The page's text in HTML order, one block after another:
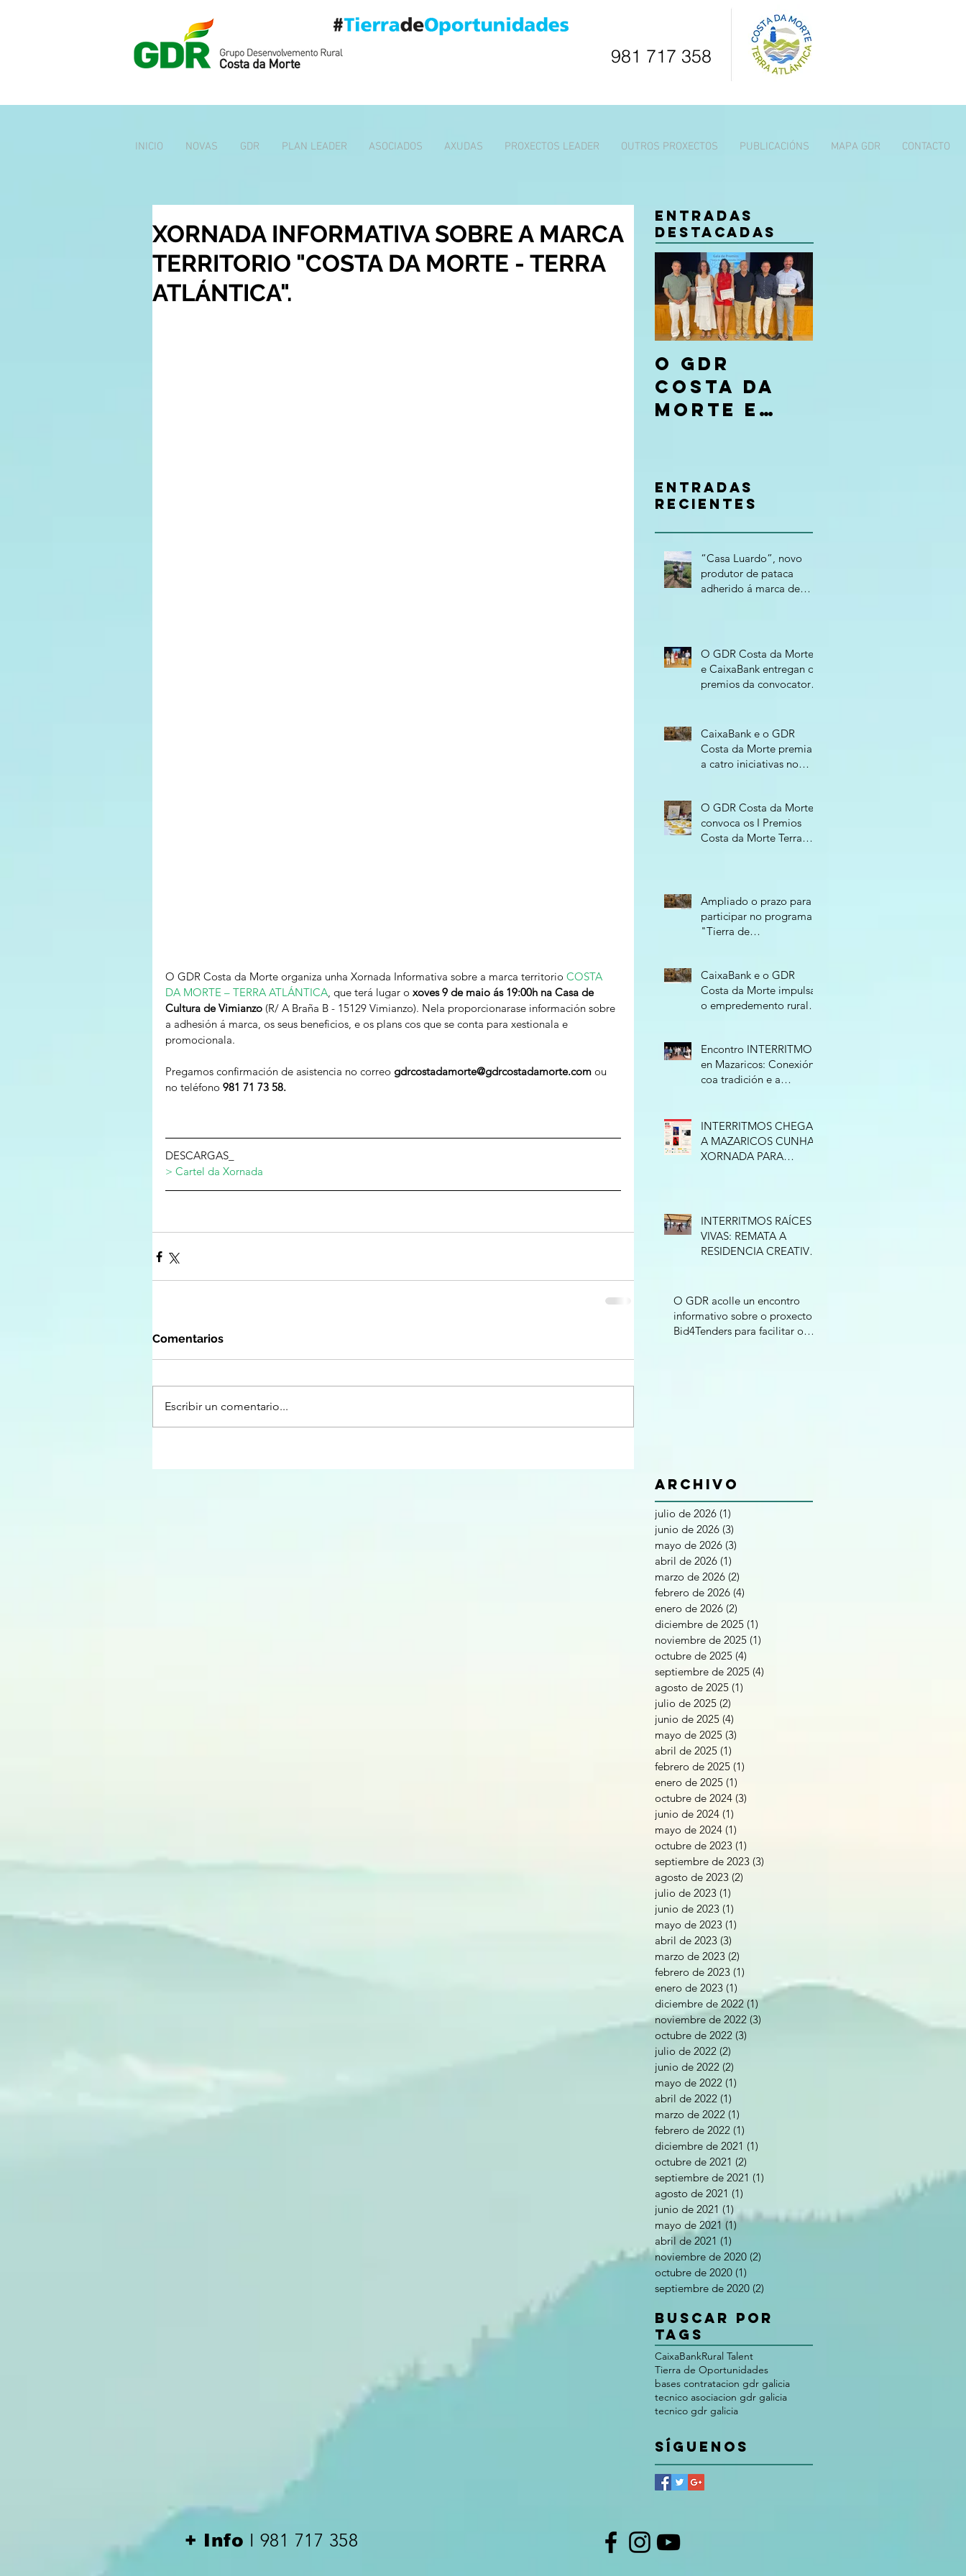
981 717 358
INICIO NOVAS GDR PLAN LEADER ASOCIADOS AXUDAS PROXECTOS LEADER OUTROS PROXECTOS PUBLICACIÓNS MAPA GDR CONTACTO
XORNADA INFORMATIVA SOBRE A MARCA
TERRITORIO "COSTA DA MORTE - TERRA
ATLÁNTICA".
O GDR Costa da Morte organiza unha Xornada Informativa sobre a marca territorio COSTA
DA MORTE – TERRA ATLÁNTICA, que terá lugar o xoves 9 de maio ás 19:00h na Casa de
Cultura de Vimianzo (R/ A Braña B - 15129 Vimianzo). Nela proporcionarase información sobre
a adhesión á marca, os seus beneficios, e os plans cos que se conta para xestionala e
promocionala.
Pregamos confirmación de asistencia no correo gdrcostadamorte@gdrcostadamorte.com ou
no teléfono 981 71 73 58.
DESCARGAS_
> Cartel da Xornada
Comentarios
Escribir un comentario...
Entradas
destacadas
O GDR
Costa da
Morte e
os premios
da
ria “Tierra
de
Oportunida
Entradas
recientes
“Casa Luardo”, novo
produtor de pataca
adherido á marca de
O GDR Costa da Morte
e CaixaBank entregan os
premios da convocatoria
CaixaBank e o GDR
Costa da Morte premian
a catro iniciativas no
O GDR Costa da Morte
convoca os I Premios
Costa da Morte Terra
Ampliado o prazo para
participar no programa
"Tierra de
CaixaBank e o GDR
Costa da Morte impulsan
o empredemento rural
Oportunidades”
Encontro INTERRITMOS
en Mazaricos: Conexión
coa tradición e a
INTERRITMOS CHEGA
A MAZARICOS CUNHA
XORNADA PARA
INTERRITMOS RAÍCES
VIVAS: REMATA A
RESIDENCIA CREATIVA
O GDR acolle un encontro
informativo sobre o proxecto
Bid4Tenders para facilitar o
Archivo
julio de 2026 (1)
junio de 2026 (3)
mayo de 2026 (3)
abril de 2026 (1)
marzo de 2026 (2)
febrero de 2026 (4)
enero de 2026 (2)
diciembre de 2025 (1)
noviembre de 2025 (1)
octubre de 2025 (4)
septiembre de 2025 (4)
agosto de 2025 (1)
julio de 2025 (2)
junio de 2025 (4)
mayo de 2025 (3)
abril de 2025 (1)
febrero de 2025 (1)
enero de 2025 (1)
octubre de 2024 (3)
junio de 2024 (1)
mayo de 2024 (1)
octubre de 2023 (1)
septiembre de 2023 (3)
agosto de 2023 (2)
julio de 2023 (1)
junio de 2023 (1)
mayo de 2023 (1)
abril de 2023 (3)
marzo de 2023 (2)
febrero de 2023 (1)
enero de 2023 (1) 1 entrada
diciembre de 2022 (1)
noviembre de 2022 (3)
octubre de 2022 (3)
julio de 2022 (2)
junio de 2022 (2)
mayo de 2022 (1)
abril de 2022 (1)
marzo de 2022 (1)
febrero de 2022 (1)
diciembre de 2021 (1)
octubre de 2021 (2)
septiembre de 2021 (1)
agosto de 2021 (1)
junio de 2021 (1)
mayo de 2021 (1) 1 entrada
abril de 2021 (1)
noviembre de 2020 (2)
octubre de 2020 (1)
septiembre de 2020 (2)
Buscar por
tags
CaixaBankRural Talent
Tierra de Oportunidades
bases contratacion gdr galicia
tecnico asociacion gdr galicia
tecnico gdr galicia
Síguenos
+ Info I 981 717 358